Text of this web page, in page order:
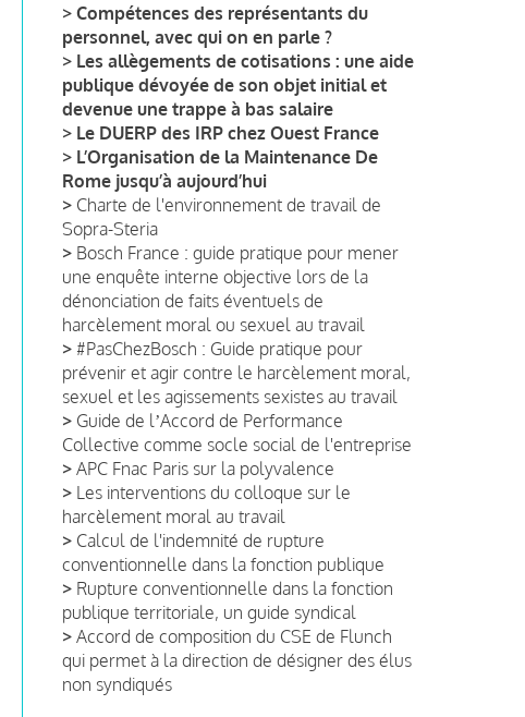
> Compétences des représentants du
personnel, avec qui on en parle ?
> Les allègements de cotisations : une aide
publique dévoyée de son objet initial et
devenue une trappe à bas salaire
> Le DUERP des IRP chez Ouest France
> L’Organisation de la Maintenance De
Rome jusqu’à aujourd’hui
> Charte de l'environnement de travail de
Sopra-Steria
> Bosch France : guide pratique pour mener
une enquête interne objective lors de la
dénonciation de faits éventuels de
harcèlement moral ou sexuel au travail
> #PasChezBosch : Guide pratique pour
prévenir et agir contre le harcèlement moral,
sexuel et les agissements sexistes au travail
> Guide de lʼAccord de Performance
Collective comme socle social de l'entreprise
> APC Fnac Paris sur la polyvalence
> Les interventions du colloque sur le
harcèlement moral au travail
> Calcul de l'indemnité de rupture
conventionnelle dans la fonction publique
> Rupture conventionnelle dans la fonction
publique territoriale, un guide syndical
> Accord de composition du CSE de Flunch
qui permet à la direction de désigner des élus
non syndiqués